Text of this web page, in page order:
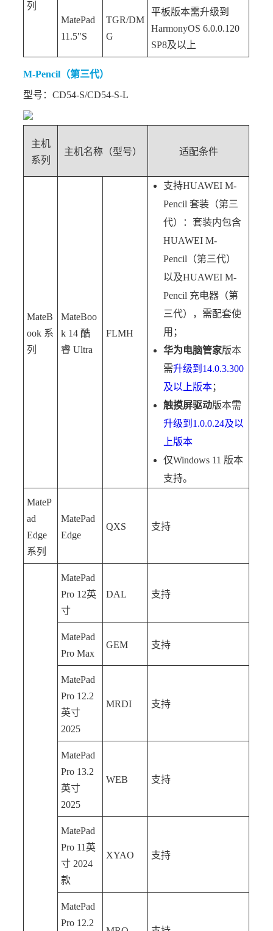
列
MatePad
11.5"S
TGR/DM
G
平板版本需升级到
HarmonyOS 6.0.0.120
SP8及以上
M-Pencil（第三代）
型号：CD54-S/CD54-S-L
主机
系列
主机名称（型号） 适配条件
MateB
ook 系
列
MateBoo
k 14 酷
睿 Ultra
FLMH
支持HUAWEI M-
Pencil 套装（第三
代）：套装内包含
HUAWEI M-
Pencil（第三代）
以及HUAWEI M-
Pencil 充电器（第
三代），需配套使
用；
华为电脑管家版本
需升级到14.0.3.300
及以上版本；
触摸屏驱动版本需
升级到1.0.0.24及以
上版本
仅Windows 11 版本
支持。
MateP
ad
Edge
系列
MatePad
Edge
QXS 支持
MatePad
Pro 12英
寸
DAL 支持
MatePad
Pro Max
GEM 支持
MatePad
Pro 12.2
英寸
2025
MRDI 支持
MatePad
Pro 13.2
英寸
2025
WEB 支持
MatePad
Pro 11英
寸 2024
款
XYAO 支持
MatePad
Pro 12.2